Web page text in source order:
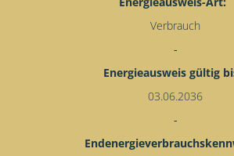
Verbrauch
Energieausweis gültig
03.06.2036